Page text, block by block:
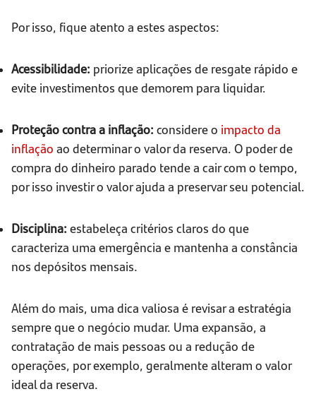
Por isso, fique atento a estes aspectos:
Acessibilidade: priorize aplicações de resgate rápido e
evite investimentos que demorem para liquidar.
Proteção contra a inflação: considere o impacto da
inflação ao determinar o valor da reserva. O poder de
compra do dinheiro parado tende a cair com o tempo,
por isso investir o valor ajuda a preservar seu potencial.
Disciplina: estabeleça critérios claros do que
caracteriza uma emergência e mantenha a constância
nos depósitos mensais.
Além do mais, uma dica valiosa é revisar a estratégia
sempre que o negócio mudar. Uma expansão, a
contratação de mais pessoas ou a redução de
operações, por exemplo, geralmente alteram o valor
ideal da reserva.